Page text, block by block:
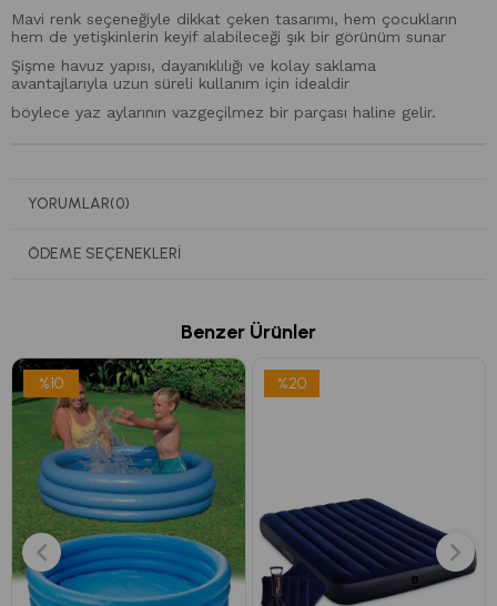
Mavi renk seçeneğiyle dikkat çeken tasarımı, hem çocukların
hem de yetişkinlerin keyif alabileceği şık bir görünüm sunar
Şişme havuz yapısı, dayanıklılığı ve kolay saklama
avantajlarıyla uzun süreli kullanım için idealdir
böylece yaz aylarının vazgeçilmez bir parçası haline gelir.
YORUMLAR(0)
ÖDEME SEÇENEKLERI
Benzer Ürünler
%10 %20